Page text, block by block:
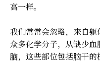
高一样。
我们常常会忽略，来自
众多化学分子，从缺少
脑，这些部位包括脑干